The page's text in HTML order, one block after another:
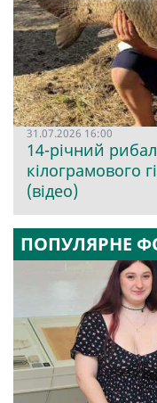
31.07.2026 16:00
14-річний
кілограмового
(відео)
ПОПУЛЯРНЕ